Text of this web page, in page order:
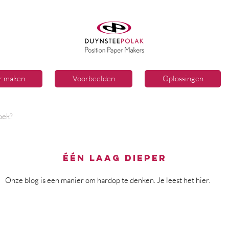
maken Voorbeelden Oplossingen
één laag dieper
Onze blog is een manier om hardop te denken. Je leest het hier.